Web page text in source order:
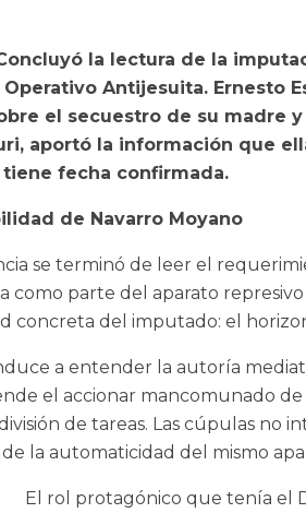
la lectura de la
Antijesuita. Ernesto
el secuestro de su madre
aportó la información que
fecha confirmada.
de Navarro Moyano
se terminó de leer el
como parte del aparato
concreta del imputado: el
a entender la autoría
el accionar mancomunado de
de tareas. Las cúpulas no
la automaticidad del mismo
El rol protagónico que tenía el